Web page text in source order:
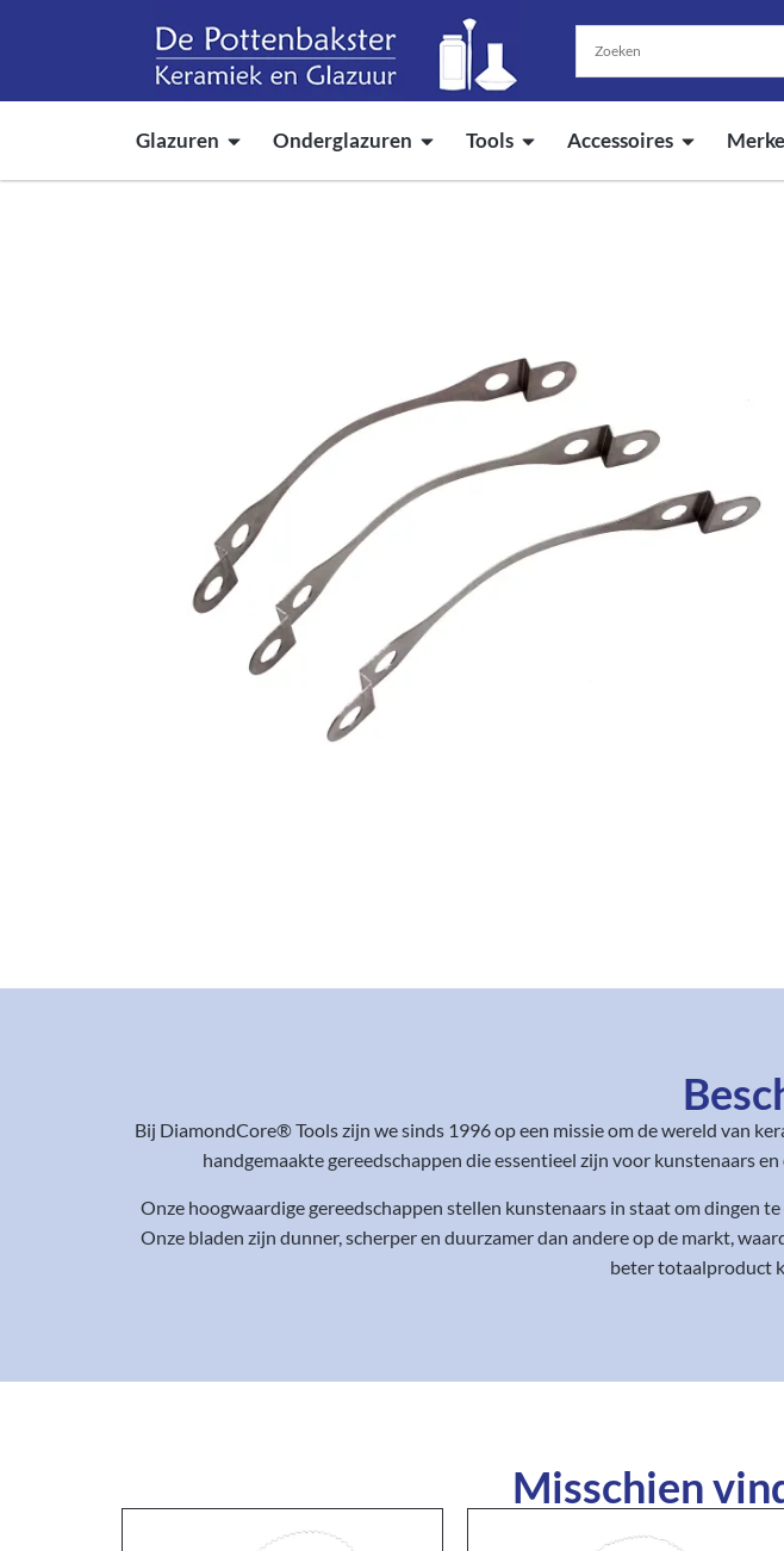
Glazuren Onderglazuren Tools Accessoires
Bij DiamondCore® Tools zijn we sinds 1996 op een missie om de wereld van
handgemaakte gereedschappen die essentieel zijn voor kunstenaars
Onze hoogwaardige gereedschappen stellen kunstenaars in staat om dingen
Onze bladen zijn dunner, scherper en duurzamer dan andere op de markt,
beter totaalproduct
Misschien